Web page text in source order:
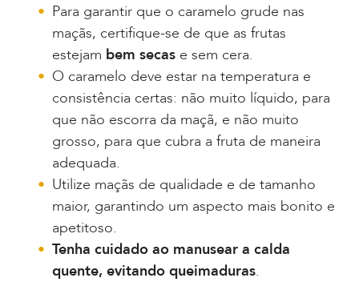
Para garantir que o caramelo grude nas
maçãs, certifique-se de que as frutas
estejam bem secas e sem cera.
O caramelo deve estar na temperatura e
consistência certas: não muito líquido, para
que não escorra da maçã, e não muito
grosso, para que cubra a fruta de maneira
adequada.
Utilize maçãs de qualidade e de tamanho
maior, garantindo um aspecto mais bonito e
apetitoso.
Tenha cuidado ao manusear a calda
quente, evitando queimaduras.